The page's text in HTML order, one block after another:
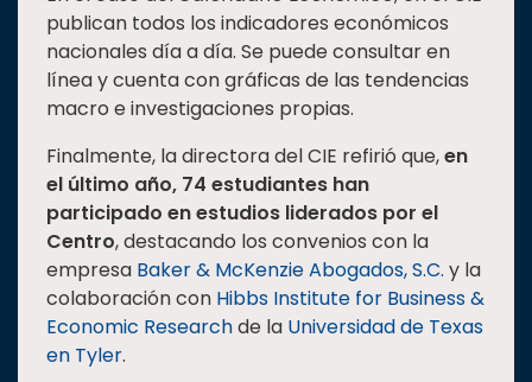
publican todos los indicadores económicos
nacionales día a día. Se puede consultar en
línea y cuenta con gráficas de las tendencias
macro e investigaciones propias.
Finalmente, la directora del CIE refirió que,en
el último año, 74 estudiantes han
participado en estudios liderados por el
Centro, destacando los convenios con la
empresa Baker & McKenzie Abogados, S.C. y la
colaboración con Hibbs Institute for Business &
Economic Researchde la Universidad de Texas
en Tyler.